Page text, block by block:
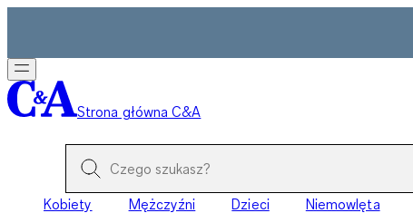
Strona główna C&A
Kobiety Mężczyźni Dzieci Niemowlęta